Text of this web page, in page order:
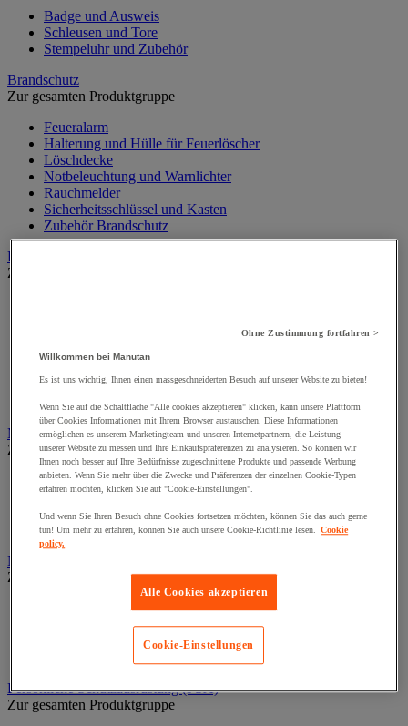
Badge und Ausweis
Schleusen und Tore
Stempeluhr und Zubehör
Brandschutz
Zur gesamten Produktgruppe
Feueralarm
Halterung und Hülle für Feuerlöscher
Löschdecke
Notbeleuchtung und Warnlichter
Rauchmelder
Sicherheitsschlüssel und Kasten
Zubehör Brandschutz
Hilfen bei eingeschränkter Mobilität
Zur gesamten Produktgruppe
Beschilderung für PEM
Rollstuhl und Mobilität
Treppen- und Bodenausstattung
Medizinische Geräte und medizinisches Mobiliar
Zur gesamten Produktgruppe
Liege und Untersuchungsstuhl
Material zur allgemeinärztlichen Diagnostik
Medikamentenschrank
Mobiliar und Ausstattung für Arztpraxen
Notfall und Erste-Hilfe
Zur gesamten Produktgruppe
Augendusche und -spüler
Erste-Hilfe-Material und -Tasche
Persönliche Schutzausrüstung (PSA)
Zur gesamten Produktgruppe
Ohne Zustimmung fortfahren >
Willkommen bei Manutan
Es ist uns wichtig, Ihnen einen massgeschneiderten Besuch auf unserer Website zu bieten!
Wenn Sie auf die Schaltfläche "Alle cookies akzeptieren" klicken, kann unsere Plattform
über Cookies Informationen mit Ihrem Browser austauschen. Diese Informationen
ermöglichen es unserem Marketingteam und unseren Internetpartnern, die Leistung
unserer Website zu messen und Ihre Einkaufspräferenzen zu analysieren. So können wir
Ihnen noch besser auf Ihre Bedürfnisse zugeschnittene Produkte und passende Werbung
anbieten. Wenn Sie mehr über die Zwecke und Präferenzen der einzelnen Cookie-Typen
erfahren möchten, klicken Sie auf "Cookie-Einstellungen".
Und wenn Sie Ihren Besuch ohne Cookies fortsetzen möchten, können Sie das auch gerne
tun! Um mehr zu erfahren, können Sie auch unsere Cookie-Richtlinie lesen.
Cookie
policy.
Alle Cookies akzeptieren
Cookie-Einstellungen